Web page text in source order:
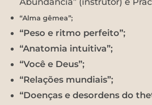
“Alma gêmea”;
“Peso e ritmo perfeito”;
“Anatomia intuitiva”;
“Você e Deus”;
“Relações mundiais”;
“Doenças e desordens do